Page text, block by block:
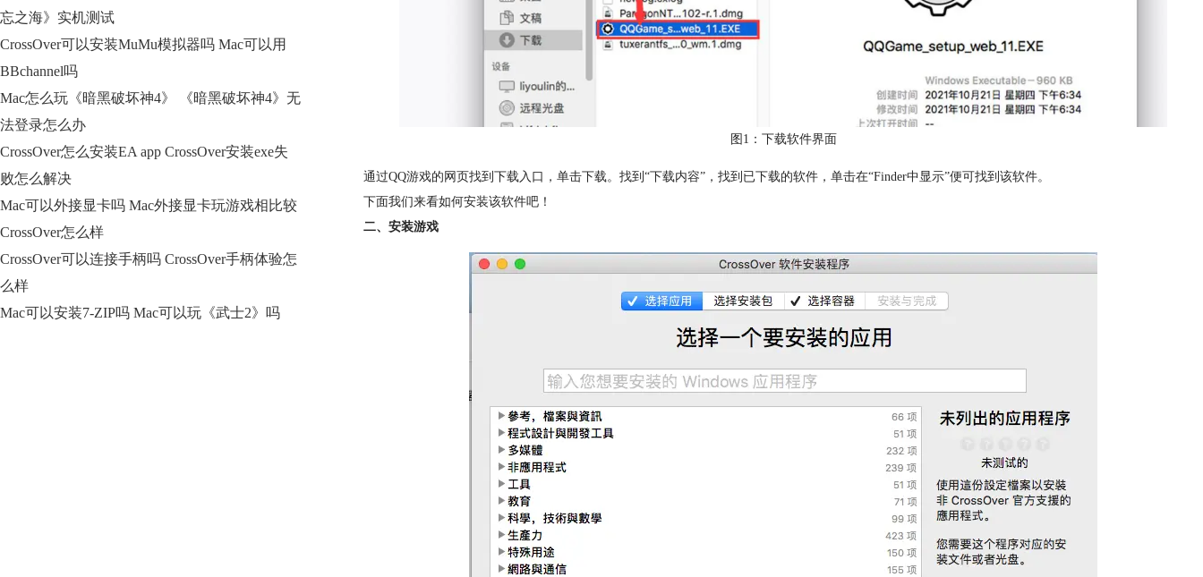
忘之海》实机测试
CrossOver可以安装MuMu模拟器吗 Mac可以用
BBchannel吗
Mac怎么玩《暗黑破坏神4》 《暗黑破坏神4》无
法登录怎么办
CrossOver怎么安装EA app CrossOver安装exe失
败怎么解决
Mac可以外接显卡吗 Mac外接显卡玩游戏相比较
CrossOver怎么样
CrossOver可以连接手柄吗 CrossOver手柄体验怎
么样
Mac可以安装7-ZIP吗 Mac可以玩《武士2》吗
图1：下载软件界面
通过QQ游戏的网页找到下载入口，单击下载。找到“下载内容”，找到已下载的软件，单击在“Finder中显示”便可找到该软件。
下面我们来看如何安装该软件吧！
二、安装游戏